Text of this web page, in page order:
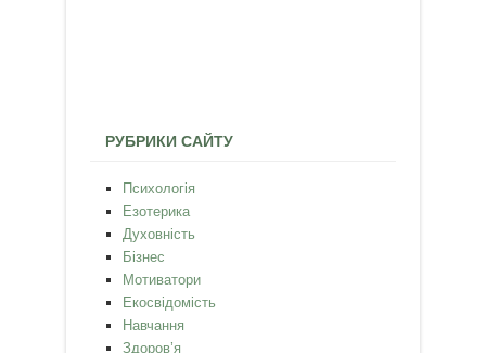
РУБРИКИ САЙТУ
Психологія
Езотерика
Духовність
Бізнес
Мотиватори
Екосвідомість
Навчання
Здоров’я